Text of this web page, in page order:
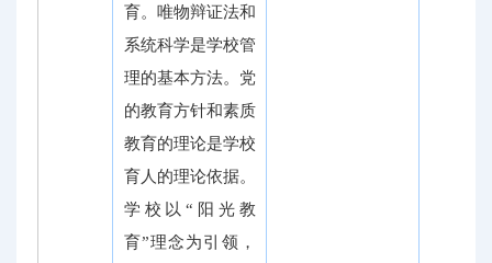
育。唯物辩证法和
系统科学是学校管
理的基本方法。党
的教育方针和素质
教育的理论是学校
育人的理论依据。
学校以“阳光教
育”理念为引领，